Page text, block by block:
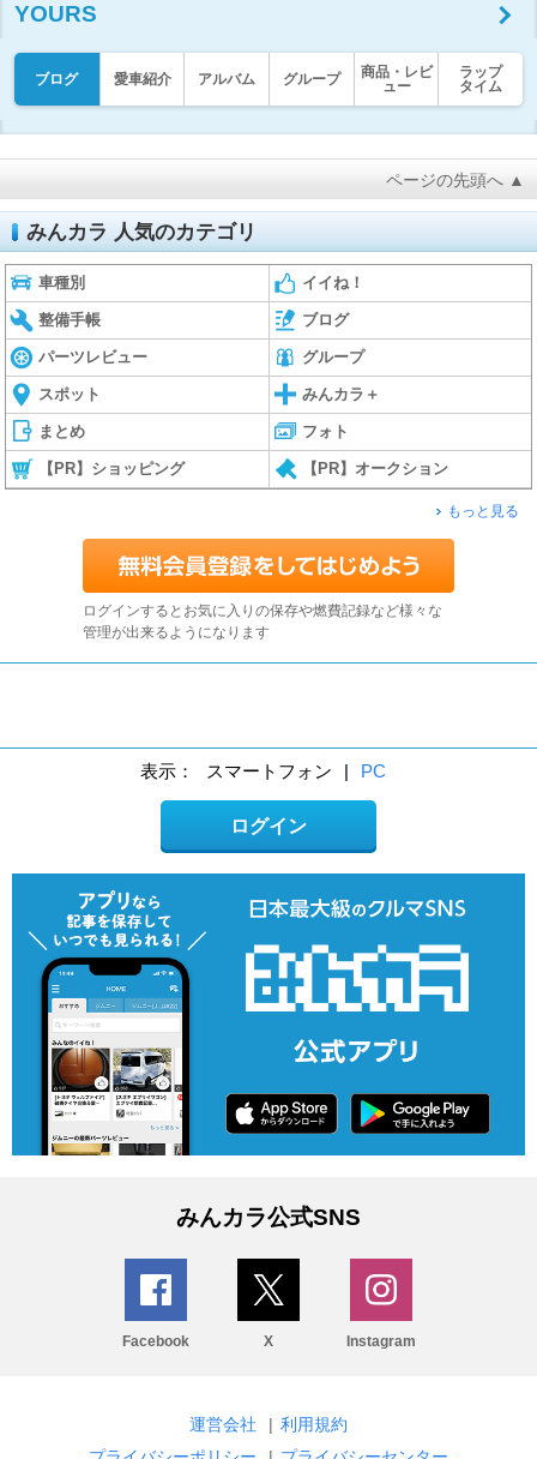
YOURS
ブログ 愛車紹介 アルバム グループ
商品・レビ
ュー
ラップ
タイム
ページの先頭へ ▲
みんカラ 人気のカテゴリ
車種別 イイね！
整備手帳 ブログ
パーツレビュー グループ
スポット みんカラ＋
まとめ フォト
【PR】ショッピング 【PR】オークション
もっと見る
ログインするとお気に入りの保存や燃費記録など様々な
管理が出来るようになります
表示： スマートフォン | PC
ログイン
みんカラ公式SNS
Facebook X Instagram
運営会社 | 利用規約